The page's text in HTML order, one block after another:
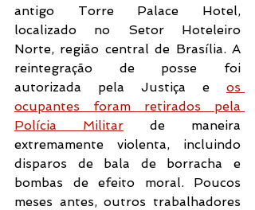
antigo Torre Palace Hotel,
localizado no Setor Hoteleiro
Norte, região central de Brasília. A
reintegração de posse foi
autorizada pela Justiça e os
ocupantes foram retirados pela
Polícia Militar
de maneira
extremamente violenta, incluindo
disparos de bala de borracha e
bombas de efeito moral. Poucos
meses antes, outros trabalhadores